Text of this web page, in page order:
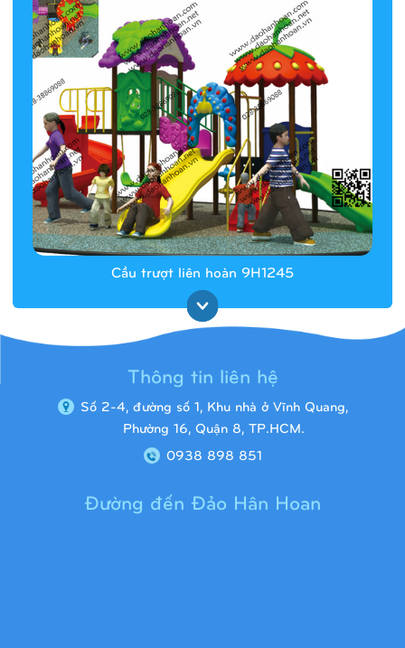
Cầu trượt liên hoàn 9H1245
Thông tin liên hệ
Số 2-4, đường số 1, Khu nhà ở Vĩnh Quang,
Phường 16, Quận 8, TP.HCM.
0938 898 851
Đường đến Đảo Hân Hoan